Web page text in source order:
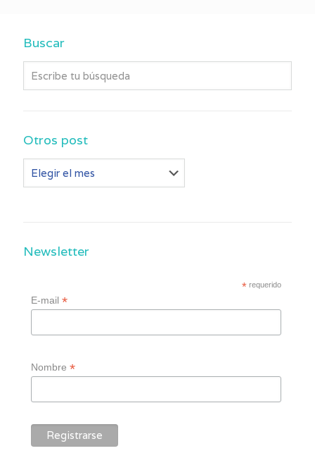
Buscar
Otros post
post
Newsletter
* requerido
E-mail*
Nombre*